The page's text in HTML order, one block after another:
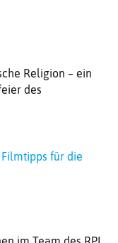
Religion – ein
des
für die